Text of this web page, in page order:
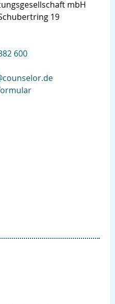
mbH
19
600